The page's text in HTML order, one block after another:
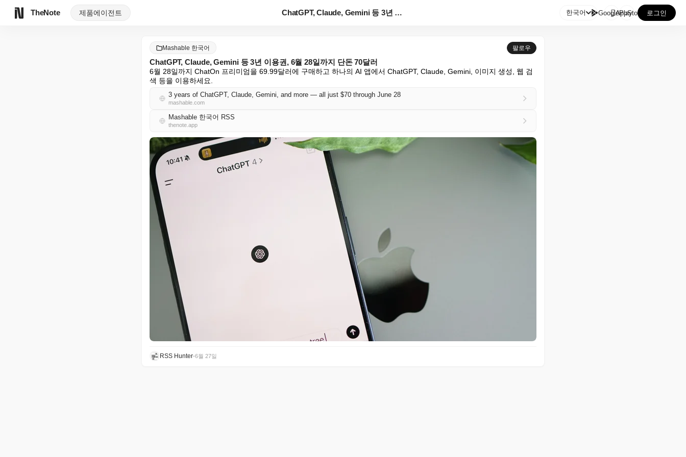
TheNote 제품에이전트 ChatGPT, Claude, Gemini 등 3년 이... 한국어 GooglePlay
AppStore 로그인
Mashable 한국어 팔로우
ChatGPT, Claude, Gemini 등 3년 이용권, 6월 28일까지 단돈 70달러
6월 28일까지 ChatOn 프리미엄을 69.99달러에 구매하고 하나의 AI 앱에서 ChatGPT, Claude, Gemini, 이미지 생성, 웹 검
색 등을 이용하세요.
3 years of ChatGPT, Claude, Gemini, and more — all just $70 through June 28
mashable.com
Mashable 한국어 RSS
thenote.app
RSS Hunter•6월 27일